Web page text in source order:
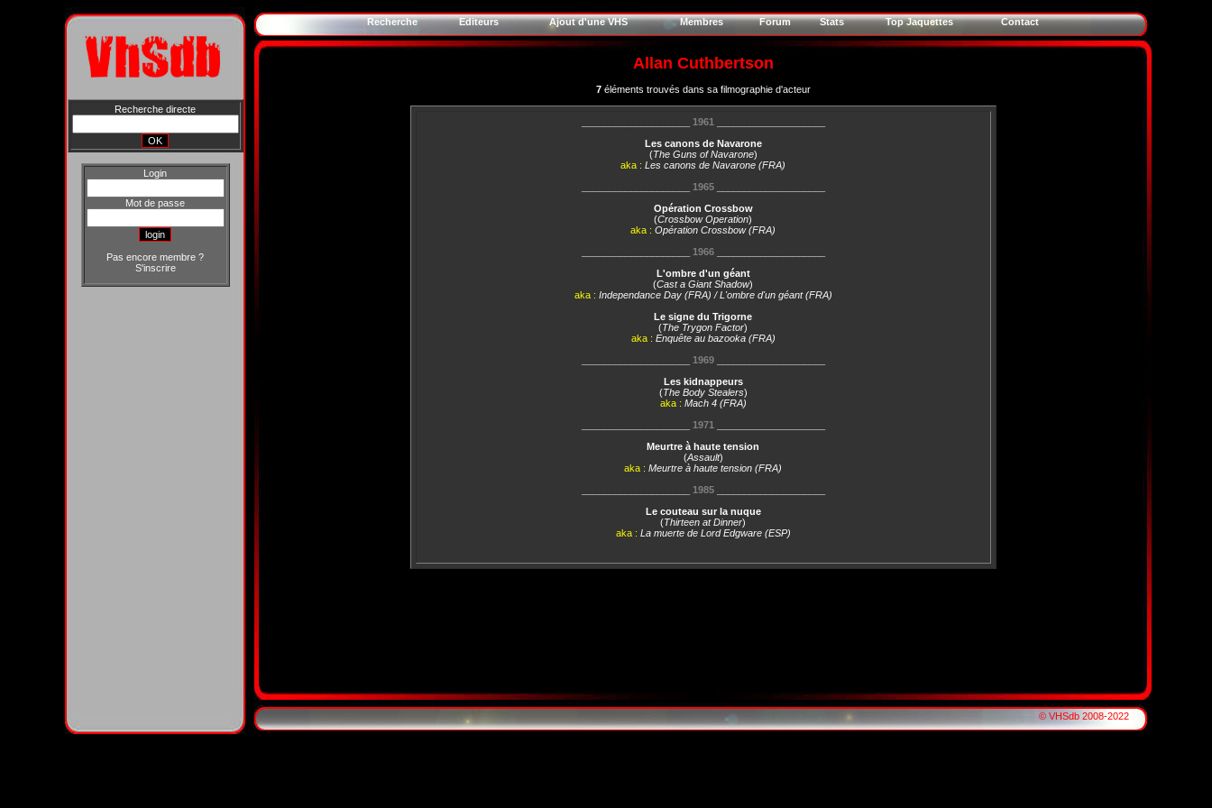
Recherche directe
Login
Mot de passe
Pas encore membre ?
S'inscrire
Recherche Editeurs Ajout d'une VHS Membres Forum Stats Top Jaquettes Contact
Allan Cuthbertson
7éléments trouvés dans sa filmographie d'acteur
1961
Les canons de Navarone
(The Guns of Navarone)
aka : Les canons de Navarone (FRA)
1965____________________
Opération Crossbow
(Crossbow Operation)
aka : Opération Crossbow (FRA)
1966____________________
L'ombre d'un géant
(Cast a Giant Shadow)
aka : Independance Day (FRA) / L'ombre d'un géant (FRA)
Le signe du Trigorne
(The Trygon Factor)
aka : Enquête au bazooka (FRA)
1969____________________
Les kidnappeurs
(The Body Stealers)
aka : Mach 4 (FRA)
1971
Meurtre à haute tension
(Assault)
aka : Meurtre à haute tension (FRA)
1985____________________
Le couteau sur la nuque
(Thirteen at Dinner)
aka : La muerte de Lord Edgware (ESP)
© VHSdb 2008-2022